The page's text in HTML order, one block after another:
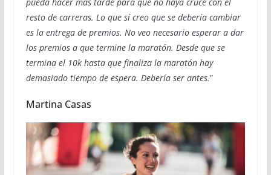
resto de carreras. Lo que sí creo que se debería cambiar
es la entrega de premios. No veo necesario esperar a dar
los premios a que termine la maratón. Desde que se
termina el 10k hasta que finaliza la maratón hay
demasiado tiempo de espera. Debería ser antes.”
Martina Casas